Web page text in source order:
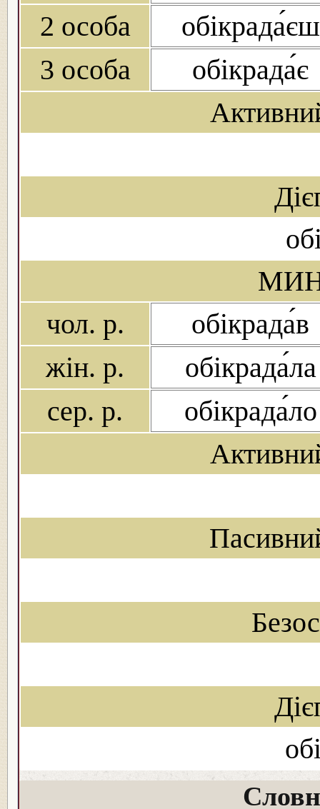
2 особа
обікрада́єш
3 особа
обікрада́є
чол. р.
обікрада́в
жін. р.
обікрада́ла
сер. р.
обікрада́ло